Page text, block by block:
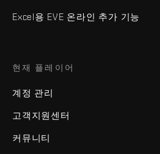
Excel용 EVE 온라인 추가 기능
현재 플레이어
계정 관리
고객지원센터
커뮤니티